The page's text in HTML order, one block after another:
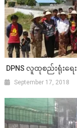
DPNS လူထုစည်းရုံးရ
September 17, 2018